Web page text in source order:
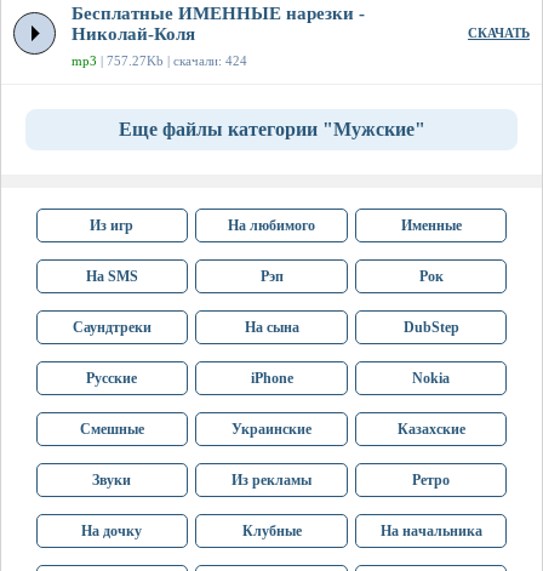
Бесплатные ИМЕННЫЕ нарезки -
Николай-Коля
mp3 | 757.27Kb | скачали: 424
СКАЧАТЬ
Еще файлы категории "Мужские"
Из игр На любимого Именные
На SMS Рэп Рок
Саундтреки На сына DubStep
Русские iPhone Nokia
Смешные Украинские Казахские
Звуки Из рекламы Ретро
На дочку Клубные На начальника